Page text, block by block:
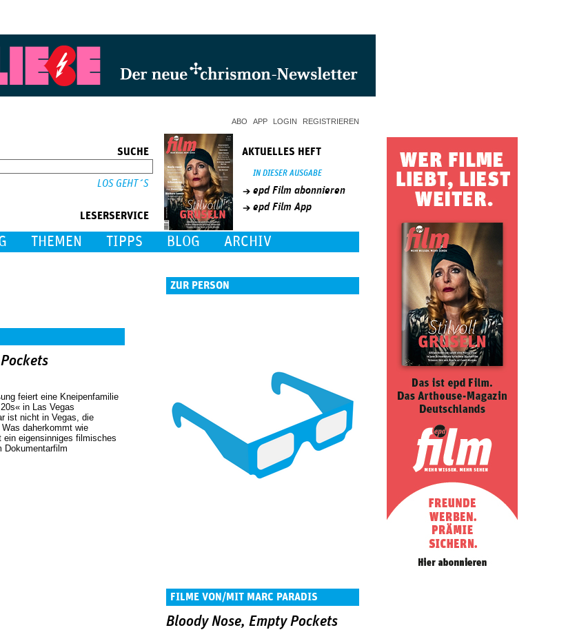
ABO APP LOGIN REGISTRIEREN
SUCHE
LESERSERVICE
AKTUELLES HEFT
IN DIESER AUSGABE
epd Film abonnieren
epd Film App
THEMEN TIPPS BLOG ARCHIV
feiert eine Kneipenfamilie
in Las Vegas
ist nicht in Vegas, die
daherkommt wie
eigensinniges filmisches
Dokumentarfilm
ZUR PERSON
FILME VON/MIT MARC PARADIS
Bloody Nose, Empty Pockets